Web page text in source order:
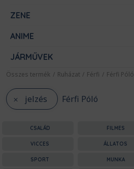
ZENE
ANIME
JÁRMŰVEK
Összes termék / Ruházat / Férfi / Férfi Póló
jelzés Férfi Póló
CSALÁD FILMES
VICCES ÁLLATOS
SPORT MUNKA